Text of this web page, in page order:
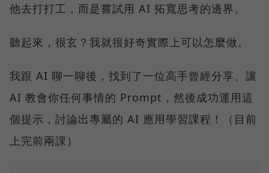
他去打打工，而是嘗試用 AI 拓寬思考的邊界。
聽起來，很玄？我就很好奇實際上可以怎麼做。
我跟 AI 聊一聊後，找到了一位高手曾經分享、讓
AI 教會你任何事情的 Prompt，然後成功運用這
個提示，討論出專屬的 AI 應用學習課程！（目前
上完前兩課）